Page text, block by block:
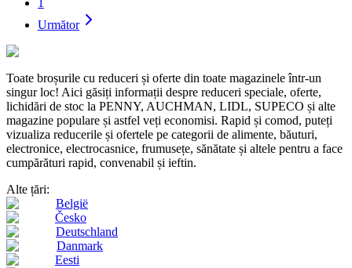
Următor
Toate broșurile cu reduceri și oferte din toate magazinele într-un
singur loc! Aici găsiți informații despre reduceri speciale, oferte,
lichidări de stoc la PENNY, AUCHMAN, LIDL, SUPECO și alte
magazine populare și astfel veți economisi. Rapid și comod, puteți
vizualiza reducerile și ofertele pe categorii de alimente, băuturi,
electronice, electrocasnice, frumusețe, sănătate și altele pentru a face
cumpărături rapid, convenabil și ieftin.
Alte țări:
België
Česko
Deutschland
Danmark
Eesti